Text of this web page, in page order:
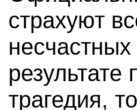
страхуют
трагедия,